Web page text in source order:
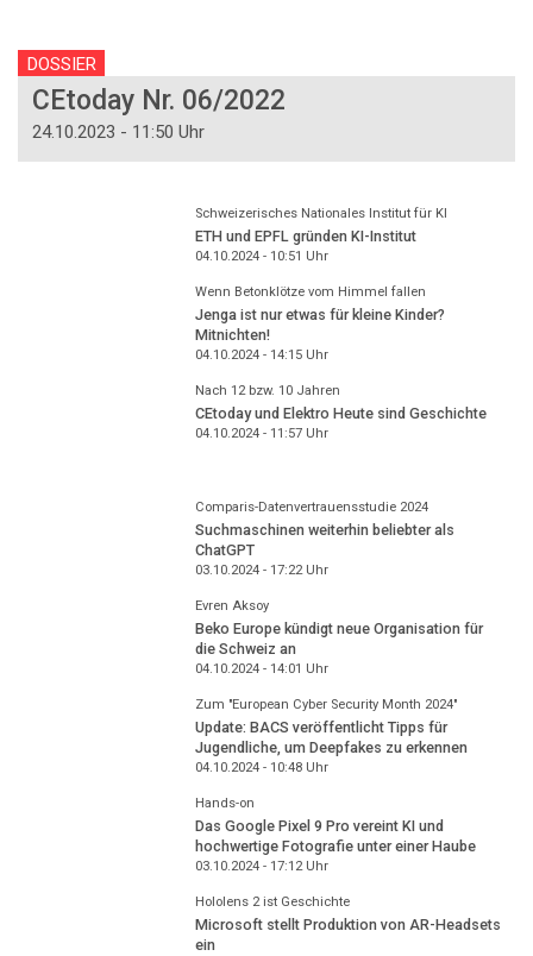
DOSSIER
CEtoday Nr. 06/2022
24.10.2023 - 11:50 Uhr
Schweizerisches Nationales Institut für KI
ETH und EPFL gründen KI-Institut
04.10.2024 - 10:51 Uhr
Wenn Betonklötze vom Himmel fallen
Jenga ist nur etwas für kleine Kinder?
Mitnichten!
04.10.2024 - 14:15Uhr
Nach 12 bzw. 10 Jahren
CEtoday und Elektro Heute sind Geschichte
04.10.2024 - 11:57Uhr
Comparis-Datenvertrauensstudie 2024
Suchmaschinen weiterhin beliebter als
ChatGPT
03.10.2024 - 17:22Uhr
Evren Aksoy
Beko Europe kündigt neue Organisation für
die Schweiz an
04.10.2024 - 14:01 Uhr
Zum "European Cyber Security Month 2024"
Update: BACS veröffentlicht Tipps für
Jugendliche, um Deepfakes zu erkennen
04.10.2024 - 10:48Uhr
Hands-on
Das Google Pixel 9 Pro vereint KI und
hochwertige Fotografie unter einer Haube
03.10.2024 - 17:12Uhr
Hololens 2 ist Geschichte
Microsoft stellt Produktion von AR-Headsets
ein